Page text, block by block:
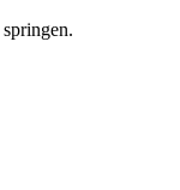
springen.